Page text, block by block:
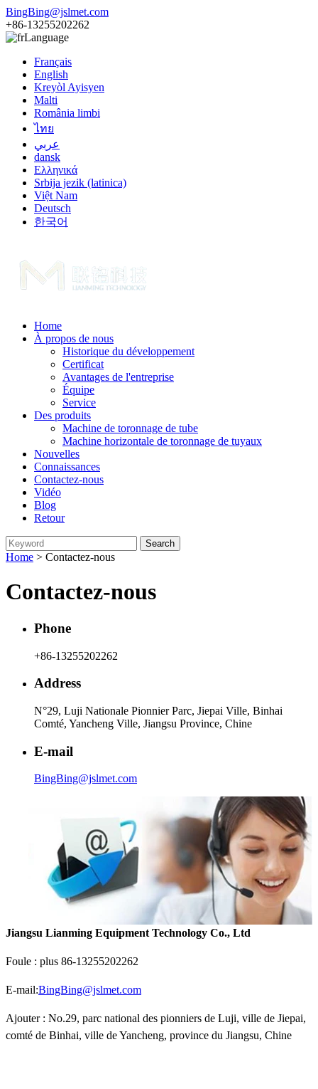
BingBing@jslmet.com
+86-13255202262
Language
Français
English
Kreyòl Ayisyen
Malti
România limbi
ไทย
عربي
dansk
Ελληνικά
Srbija jezik (latinica)
Việt Nam
Deutsch
한국어
Home
À propos de nous
Historique du développement
Certificat
Avantages de l'entreprise
Équipe
Service
Des produits
Machine de toronnage de tube
Machine horizontale de toronnage de tuyaux
Nouvelles
Connaissances
Contactez-nous
Vidéo
Blog
Retour
Home > Contactez-nous
Contactez-nous
Phone
+86-13255202262
Address
N°29, Luji Nationale Pionnier Parc, Jiepai Ville, Binhai
Comté, Yancheng Ville, Jiangsu Province, Chine
E-mail
BingBing@jslmet.com
Jiangsu Lianming Equipment Technology Co., Ltd
Foule : plus 86-13255202262
E-mail:BingBing@jslmet.com
Ajouter : No.29, parc national des pionniers de Luji, ville de Jiepai,
comté de Binhai, ville de Yancheng, province du Jiangsu, Chine